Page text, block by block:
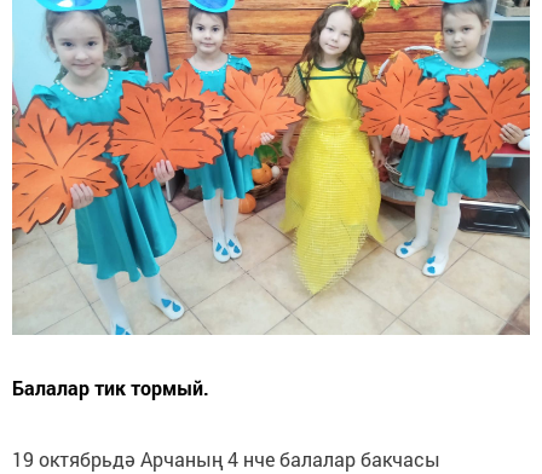
Балалар тик тормый.
19 октябрьдә Арчаның 4 нче балалар бакчасы